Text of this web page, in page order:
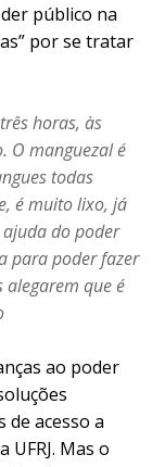
público na
por se tratar
horas, às
O manguezal é
todas
é muito lixo, já
do poder
para poder fazer
alegarem que é
ao poder
de acesso a
Mas o